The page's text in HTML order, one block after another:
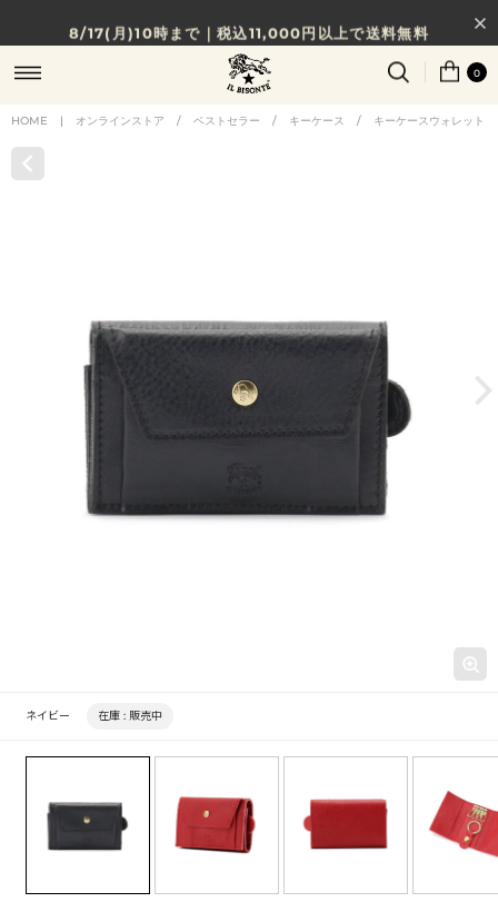
8/17(月)10時まで｜税込11,000円以上で送料無料
贈る相手やシーンから選べる、新しいギフトガイド
NEW IN｜COLOR LEATHER
0
HOME | オンラインストア / ベストセラー / キーケース / キーケースウォレット
ネイビー 在庫 : 販売中